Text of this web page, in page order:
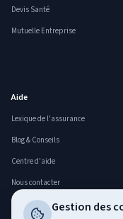
Devis Santé
Mutuelle Entreprise
Aide
Lexique de l'assurance
Blog & Conseils
Centre d'aide
Nous contacter
Gestion des